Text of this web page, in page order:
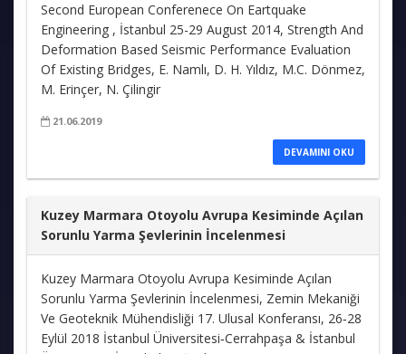
Second European Conferenece On Eartquake
Engineering , İstanbul 25-29 August 2014, Strength And
Deformation Based Seismic Performance Evaluation
Of Existing Bridges, E. Namlı, D. H. Yıldız, M.C. Dönmez,
M. Erinçer, N. Çilingir
21.06.2019
DEVAMINI OKU
Kuzey Marmara Otoyolu Avrupa Kesiminde Açılan
Sorunlu Yarma Şevlerinin İncelenmesi
Kuzey Marmara Otoyolu Avrupa Kesiminde Açılan
Sorunlu Yarma Şevlerinin İncelenmesi, Zemin Mekaniği
Ve Geoteknik Mühendisliği 17. Ulusal Konferansı, 26‐28
Eylül 2018 İstanbul Üniversitesi‐Cerrahpaşa & İstanbul